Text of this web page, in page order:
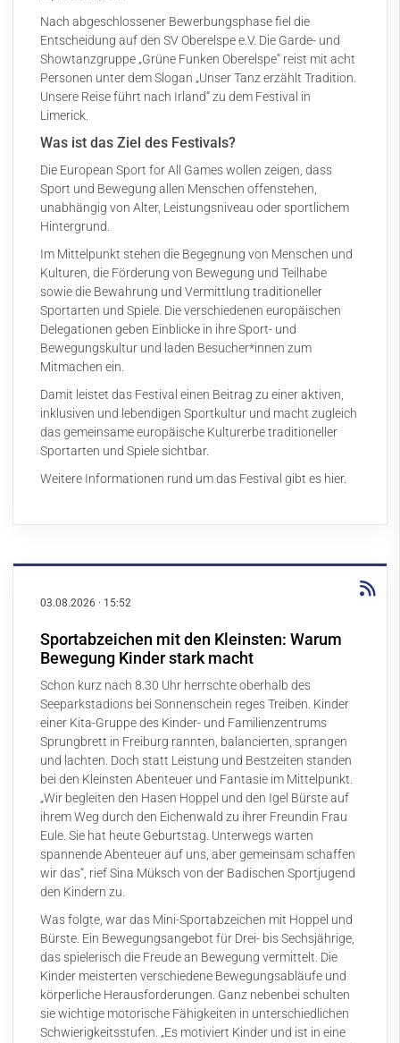
Nach abgeschlossener Bewerbungsphasefiel die
Entscheidung auf den SV Oberelspe e.V. Die Garde- und
Showtanzgruppe „Grüne Funken Oberelspe“ reist mit acht
Personen unter dem Slogan „Unser Tanz erzählt Tradition.
Unsere Reise führt nach Irland“ zu dem Festival in
Limerick.
Was ist das Ziel des Festivals?
Die European Sport for All Games wollen zeigen, dass
Sport und Bewegung allen Menschen offenstehen,
unabhängig von Alter, Leistungsniveau oder sportlichem
Hintergrund.
Im Mittelpunkt stehen die Begegnung von Menschen und
Kulturen, die Förderung von Bewegung und Teilhabe
sowie die Bewahrung und Vermittlung traditioneller
Sportarten und Spiele. Die verschiedenen europäischen
Delegationen geben Einblicke in ihre Sport- und
Bewegungskultur und laden Besucher*innen zum
Mitmachen ein.
Damit leistet das Festival einen Beitrag zu einer aktiven,
inklusiven und lebendigen Sportkultur und macht zugleich
das gemeinsame europäische Kulturerbe traditioneller
Sportarten und Spiele sichtbar.
Weitere Informationen rund um das Festival gibt es hier.
03.08.2026 · 15:52
Sportabzeichen mit den Kleinsten: Warum
Bewegung Kinder stark macht
Schon kurz nach 8.30 Uhr herrschte oberhalb des
Seeparkstadions bei Sonnenschein reges Treiben. Kinder
einer Kita-Gruppe des Kinder- und Familienzentrums
Sprungbrett in Freiburg rannten, balancierten, sprangen
und lachten. Doch statt Leistung und Bestzeiten standen
bei den Kleinsten Abenteuer und Fantasie im Mittelpunkt.
„Wir begleiten den Hasen Hoppel und den Igel Bürste auf
ihrem Weg durch den Eichenwald zu ihrer Freundin Frau
Eule. Sie hat heute Geburtstag. Unterwegs warten
spannende Abenteuer auf uns, aber gemeinsam schaffen
wir das“, rief Sina Müksch von der Badischen Sportjugend
den Kindern zu.
Was folgte, war das Mini-Sportabzeichen mit Hoppel und
Bürste. Ein Bewegungsangebot für Drei- bis Sechsjährige,
das spielerisch die Freude an Bewegung vermittelt. Die
Kinder meisterten verschiedene Bewegungsabläufe und
körperliche Herausforderungen. Ganz nebenbei schulten
sie wichtige motorische Fähigkeiten in unterschiedlichen
Schwierigkeitsstufen. „Es motiviert Kinder und ist in eine